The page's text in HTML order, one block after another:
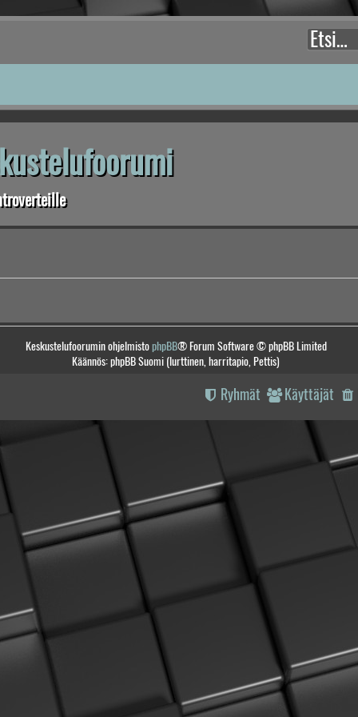
Keskustelufoorumin ohjelmistophpBB® Forum Software © phpBB Limited
Käännös: phpBB Suomi (lurttinen, harritapio, Pettis)
Käyttäjät
Ryhmät